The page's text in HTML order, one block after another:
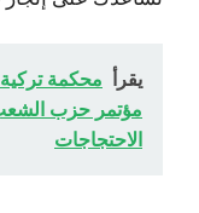
يقرأ محكمة
مؤتمر حزب
الاحتجاجات